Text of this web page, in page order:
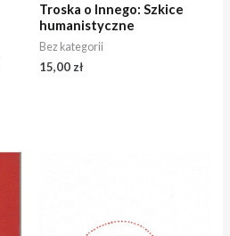
Troska o Innego: Szkice
humanistyczne
Bez kategorii
15,00 zł